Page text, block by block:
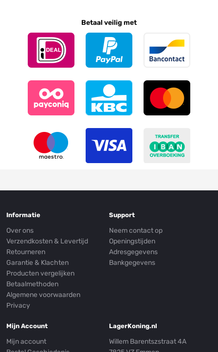
Betaal veilig met
Informatie
Over ons
Verzendkosten & Levertijd
Retourneren
Garantie & Klachten
Producten vergelijken
Betaalmethoden
Algemene voorwaarden
Privacy
Support
Neem contact op
Openingstijden
Adresgegevens
Bankgegevens
Mijn Account
Mijn account
LagerKoning.nl
Willem Barentszstraat 4A